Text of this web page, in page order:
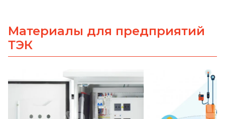
Материалы для предприятий
ТЭК